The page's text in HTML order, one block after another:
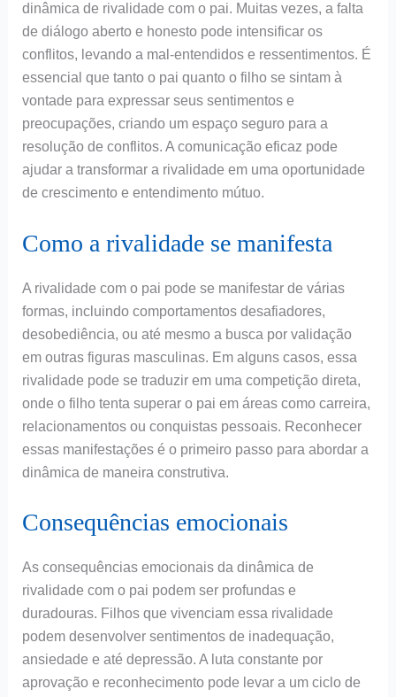
dinâmica de rivalidade com o pai. Muitas vezes, a falta
de diálogo aberto e honesto pode intensificar os
conflitos, levando a mal-entendidos e ressentimentos. É
essencial que tanto o pai quanto o filho se sintam à
vontade para expressar seus sentimentos e
preocupações, criando um espaço seguro para a
resolução de conflitos. A comunicação eficaz pode
ajudar a transformar a rivalidade em uma oportunidade
de crescimento e entendimento mútuo.
Como a rivalidade se manifesta
A rivalidade com o pai pode se manifestar de várias
formas, incluindo comportamentos desafiadores,
desobediência, ou até mesmo a busca por validação
em outras figuras masculinas. Em alguns casos, essa
rivalidade pode se traduzir em uma competição direta,
onde o filho tenta superar o pai em áreas como carreira,
relacionamentos ou conquistas pessoais. Reconhecer
essas manifestações é o primeiro passo para abordar a
dinâmica de maneira construtiva.
Consequências emocionais
As consequências emocionais da dinâmica de
rivalidade com o pai podem ser profundas e
duradouras. Filhos que vivenciam essa rivalidade
podem desenvolver sentimentos de inadequação,
ansiedade e até depressão. A luta constante por
aprovação e reconhecimento pode levar a um ciclo de